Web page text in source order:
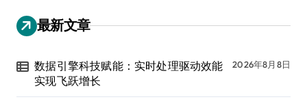
最新文章
数据引擎科技赋能：实时处理驱动效能
实现飞跃增长
2026年8月8日